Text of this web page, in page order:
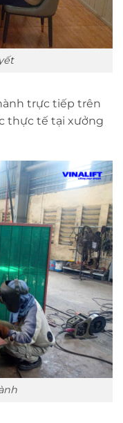
trực tiếp trên
thực tế tại xưởng